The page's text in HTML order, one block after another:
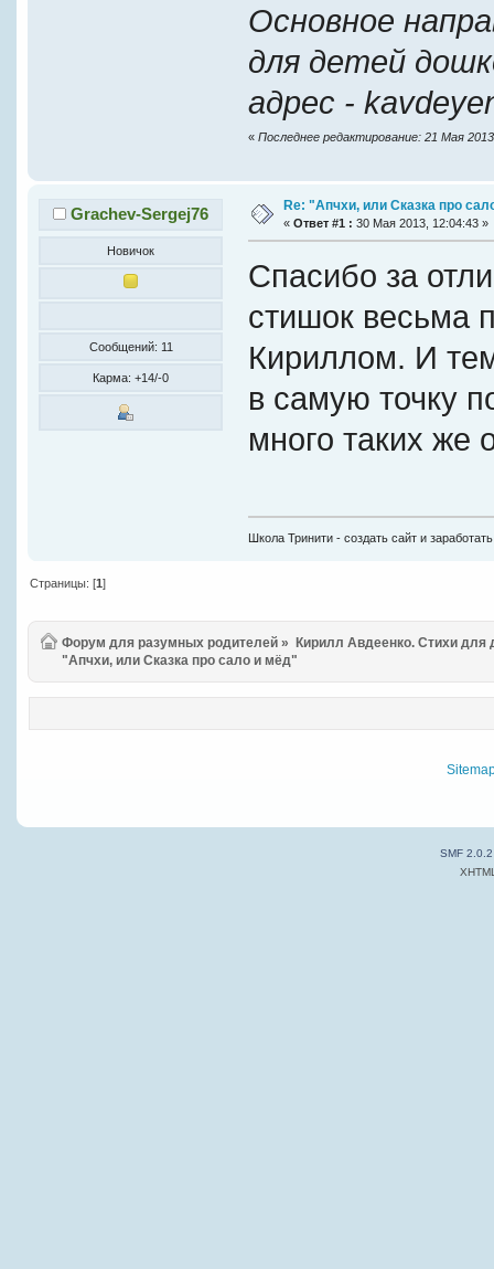
Основное
для детей
адрес -
« Последнее редактирование: 21 Мая
Grachev-Sergej76
Новичок
Сообщений: 11
Карма: +14/-0
Re: "Апчхи, или Сказка про
« Ответ #1 : 30 Мая 2013, 12:04:43 »
Спасибо за
стишок весьма
Кириллом. И
в самую точку
много таких же
Школа Тринити - создать сайт и
Страницы: [1]
Форум для разумных родителей »
Кирилл Авдеенко. Стихи для
"Апчхи, или Сказка про сало и мёд"
SMF 2.0.2